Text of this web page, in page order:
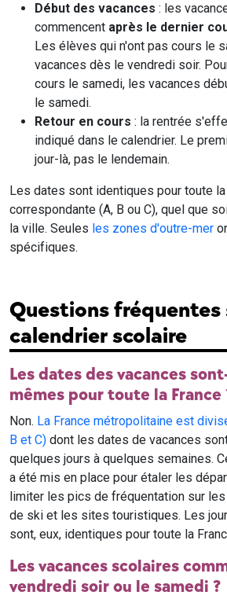
Début des vacances : les
commencent après le dernier
Les élèves qui n'ont pas cours le
vacances dès le vendredi soir.
cours le samedi, les vacances
le samedi.
Retour en cours : la rentrée
indiqué dans le calendrier. Le
jour-là, pas le lendemain.
Les dates sont identiques pour toute
correspondante (A, B ou C), quel que
la ville. Seules les zones d'outre-mer
spécifiques.
Questions fréquentes
calendrier scolaire
Les dates des vacances
mêmes pour toute la France
Non. La France métropolitaine est
B et C) dont les dates de vacances
quelques jours à quelques semaines.
a été mis en place pour étaler les
limiter les pics de fréquentation sur
de ski et les sites touristiques. Les
sont, eux, identiques pour toute la
Les vacances scolaires
vendredi soir ou le samedi ?